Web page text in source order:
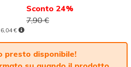
Sconto 24%
7,90 €
6,04 €
presto disponibile!